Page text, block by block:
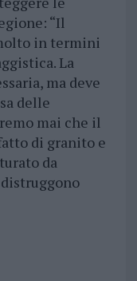
“Il
in termini
La
ma deve
delle
mai che il
di granito e
da